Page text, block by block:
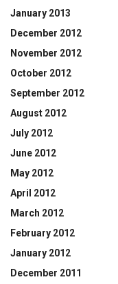
January 2013
December 2012
November 2012
October 2012
September 2012
August 2012
July 2012
June 2012
May 2012
April 2012
March 2012
February 2012
January 2012
December 2011